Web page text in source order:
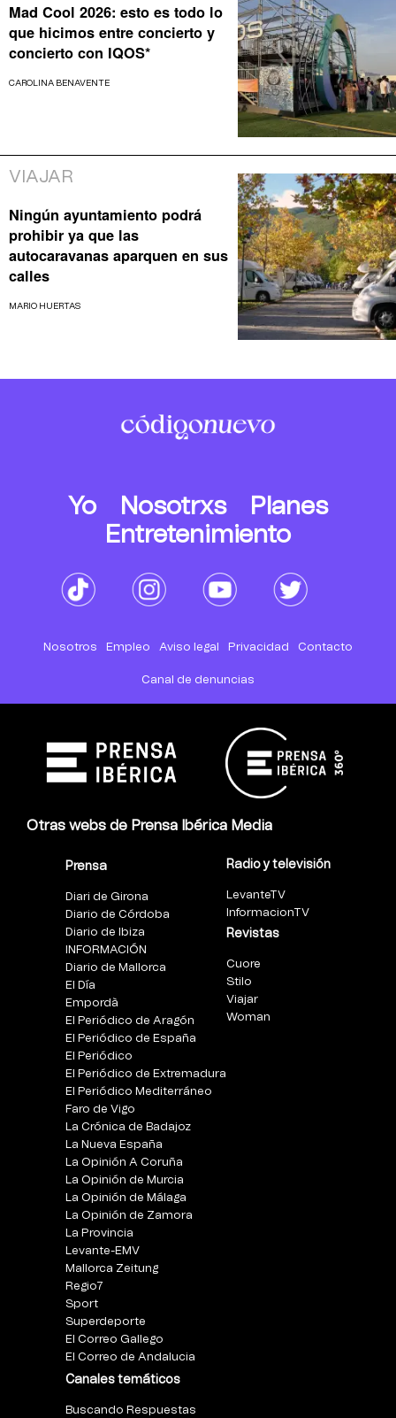
Mad Cool 2026: esto es todo lo
que hicimos entre concierto y
concierto con IQOS*
CAROLINA BENAVENTE
VIAJAR
Ningún ayuntamiento podrá
prohibir ya que las
autocaravanas aparquen en sus
calles
MARIO HUERTAS
Yo Nosotrxs
Planes
Entretenimiento
Nosotros Empleo Aviso legal Privacidad Contacto
Canal de denuncias
Otras webs de Prensa Ibérica Media
Prensa
Diari de Girona
Diario de Córdoba
Diario de Ibiza
INFORMACIÓN
Diario de Mallorca
El Día
Empordà
El Periódico de Aragón
El Periódico de España
El Periódico
El Periódico de Extremadura
El Periódico Mediterráneo
Faro de Vigo
La Crónica de Badajoz
La Nueva España
La Opinión A Coruña
La Opinión de Murcia
La Opinión de Málaga
La Opinión de Zamora
La Provincia
Levante-EMV
Mallorca Zeitung
Regio7
Sport
Superdeporte
El Correo Gallego
El Correo de Andalucia
Canales temáticos
Buscando Respuestas
Radio y televisión
LevanteTV
InformacionTV
Revistas
Cuore
Stilo
Viajar
Woman